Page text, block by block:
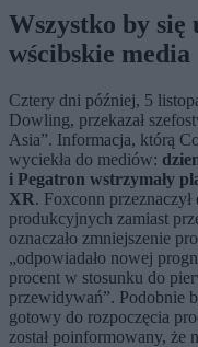
Wszystko by się
wścibskie media
Cztery dni później, 5
Dowling, przekazał
Asia”. Informacja, którą
wyciekła do mediów:
i Pegatron wstrzymały
XR. Foxconn
produkcyjnych zamiast
oznaczało zmniejszenie
„odpowiadało nowej
procent w stosunku do
przewidywań”. Podobnie
gotowy do rozpoczęcia
został poinformowany, że